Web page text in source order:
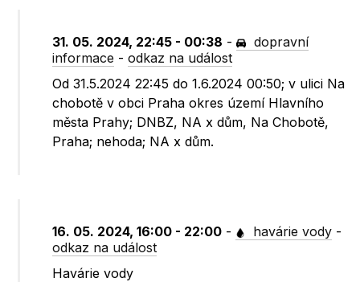
31. 05. 2024, 22:45 - 00:38 -
dopravní
informace -odkaz na událost
Od 31.5.2024 22:45 do 1.6.2024 00:50; v ulici Na
chobotě v obci Praha okres území Hlavního
města Prahy; DNBZ, NA x dům, Na Chobotě,
Praha; nehoda; NA x dům.
16. 05. 2024, 16:00 - 22:00 - havárie vody -
odkaz na událost
Havárie vody